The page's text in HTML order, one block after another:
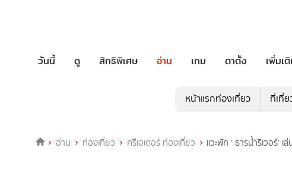
วันนี้ ดู สิทธิพิเศษ อ่าน เกม ตาตั้ง เพิ่มเ
หน้าแรกท่องเที่ยว ที่เที่ย
อ่าน ท่องเที่ยว ครีเอเตอร์ ท่องเที่ยว แวะพัก ' ธารน้ำริเวอร์' เ